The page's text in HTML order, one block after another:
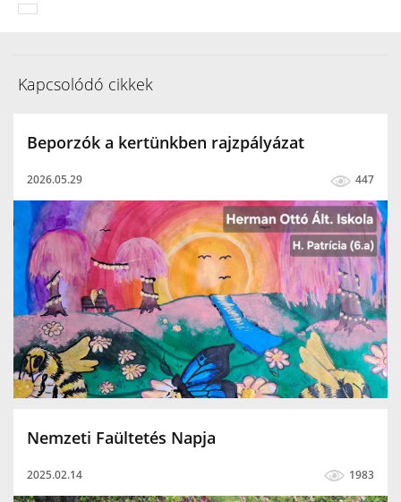
Kapcsolódó cikkek
Beporzók a kertünkben rajzpályázat
2026.05.29 447
Nemzeti Faültetés Napja
2025.02.14 1983